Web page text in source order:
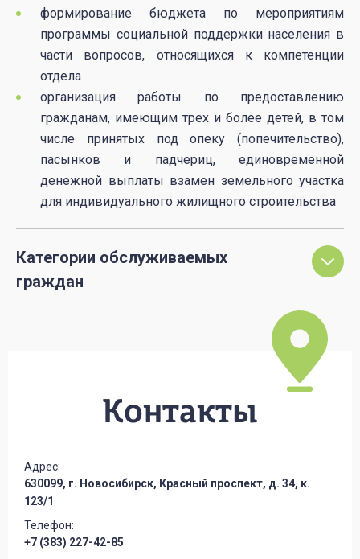
формирование бюджета по мероприятиям
программы социальной поддержки населения в
части вопросов, относящихся к компетенции
отдела
организация работы по предоставлению
гражданам, имеющим трех и более детей, в том
числе принятых под опеку (попечительство),
пасынков и падчериц, единовременной
денежной выплаты взамен земельного участка
для индивидуального жилищного строительства
Категории обслуживаемых
граждан
Контакты
Адрес:
630099, г. Новосибирск, Красный проспект, д. 34, к.
123/1
Телефон:
+7 (383) 227-42-85